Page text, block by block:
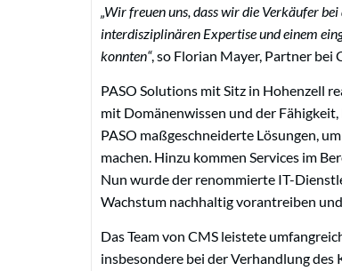
„Wir freuen uns, dass wir die Verkäufer
interdisziplinären Expertise und einem
konnten“, so Florian Mayer, Partner bei
PASO Solutions mit Sitz in Hohenzell
mit Domänenwissen und der
PASO maßgeschneiderte Lösungen,
machen. Hinzu kommen Services im
Nun wurde der renommierte IT-
Wachstum nachhaltig vorantreiben
Das Team von CMS leistete
insbesondere bei der Verhandlung des